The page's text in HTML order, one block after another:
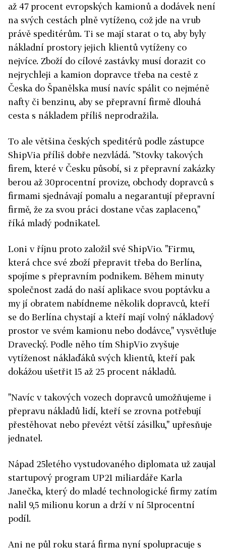
až 47 procent evropských kamionů a dodávek není
na svých cestách plně vytíženo, což jde na vrub
právě speditérům. Ti se mají starat o to, aby byly
nákladní prostory jejich klientů vytíženy co
nejvíce. Zboží do cílové zastávky musí dorazit co
nejrychleji a kamion dopravce třeba na cestě z
Česka do Španělska musí navíc spálit co nejméně
nafty či benzinu, aby se přepravní firmě dlouhá
cesta s nákladem příliš neprodražila.
To ale většina českých speditérů podle zástupce
ShipVia příliš dobře nezvládá. "Stovky takových
firem, které v Česku působí, si z přepravní zakázky
berou až 30procentní provize, obchody dopravců s
firmami sjednávají pomalu a negarantují přepravní
firmě, že za svou práci dostane včas zaplaceno,"
říká mladý podnikatel.
Loni v říjnu proto založil své ShipVio. "Firmu,
která chce své zboží přepravit třeba do Berlína,
spojíme s přepravním podnikem. Během minuty
společnost zadá do naší aplikace svou poptávku a
my jí obratem nabídneme několik dopravců, kteří
se do Berlína chystají a kteří mají volný nákladový
prostor ve svém kamionu nebo dodávce," vysvětluje
Dravecký. Podle něho tím ShipVio zvyšuje
vytíženost náklaďáků svých klientů, kteří pak
dokážou ušetřit 15 až 25 procent nákladů.
"Navíc v takových vozech dopravců umožňujeme i
přepravu nákladů lidí, kteří se zrovna potřebují
přestěhovat nebo převézt větší zásilku," upřesňuje
jednatel.
Nápad 25letého vystudovaného diplomata už zaujal
startupový program UP21 miliardáře Karla
Janečka, který do mladé technologické firmy zatím
nalil 9,5 milionu korun a drží v ní 51procentní
podíl.
Ani ne půl roku stará firma nyní spolupracuje s